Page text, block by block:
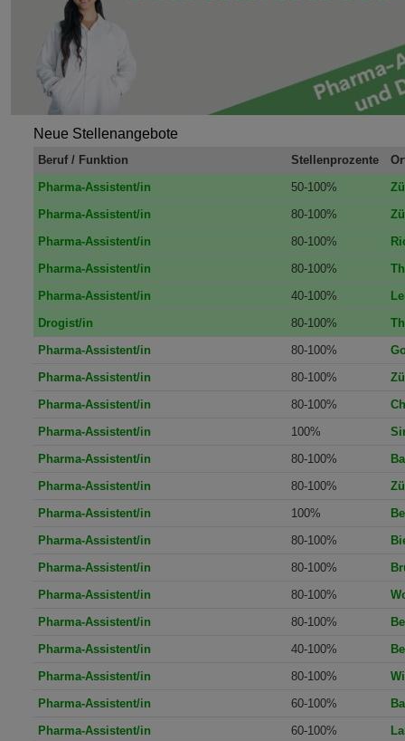
Neue Stellenangebote
Beruf / Funktion Stellenprozente
Pharma-Assistent/in
50-100%
Pharma-Assistent/in
80-100%
Pharma-Assistent/in
80-100%
Pharma-Assistent/in
80-100%
Pharma-Assistent/in
40-100%
Drogist/in
80-100%
Pharma-Assistent/in
80-100%
Pharma-Assistent/in
80-100%
Pharma-Assistent/in
80-100%
Pharma-Assistent/in
100%
Pharma-Assistent/in
80-100%
Pharma-Assistent/in
80-100%
Pharma-Assistent/in
100%
Pharma-Assistent/in
80-100%
Pharma-Assistent/in
80-100%
Pharma-Assistent/in
80-100%
Pharma-Assistent/in
80-100%
Pharma-Assistent/in
40-100%
Pharma-Assistent/in
80-100%
Pharma-Assistent/in
60-100%
Pharma-Assistent/in
60-100%